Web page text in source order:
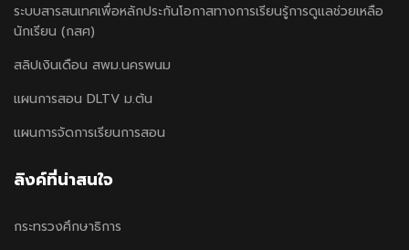
ระบบสารสนเทศเพื่อหลักประกันโอกาสทางการเรียนรู้การดูแลช่วยเหลือ
นักเรียน (กสศ)
สลิปเงินเดือน สพม.นครพนม
แผนการสอน DLTV ม.ต้น
แผนการจัดการเรียนการสอน
ลิงค์ที่น่าสนใจ
กระทรวงศึกษาธิการ